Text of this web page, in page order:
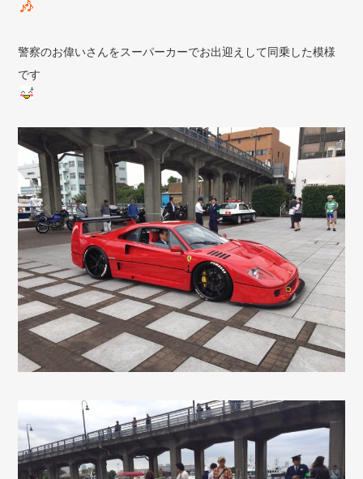
警察のお偉いさんをスーパーカーでお出迎えして同乗した模様
です